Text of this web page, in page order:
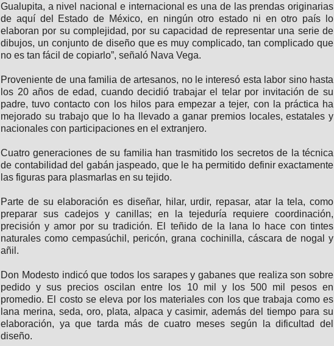
Gualupita, a nivel nacional e internacional es una de las prendas originarias
de aquí del Estado de México, en ningún otro estado ni en otro país lo
elaboran por su complejidad, por su capacidad de representar una serie de
dibujos, un conjunto de diseño que es muy complicado, tan complicado que
no es tan fácil de copiarlo”, señaló Nava Vega.
Proveniente de una familia de artesanos, no le interesó esta labor sino hasta
los 20 años de edad, cuando decidió trabajar el telar por invitación de su
padre, tuvo contacto con los hilos para empezar a tejer, con la práctica ha
mejorado su trabajo que lo ha llevado a ganar premios locales, estatales y
nacionales con participaciones en el extranjero.
Cuatro generaciones de su familia han trasmitido los secretos de la técnica
de contabilidad del gabán jaspeado, que le ha permitido definir exactamente
las figuras para plasmarlas en su tejido.
Parte de su elaboración es diseñar, hilar, urdir, repasar, atar la tela, como
preparar sus cadejos y canillas; en la tejeduría requiere coordinación,
precisión y amor por su tradición. El teñido de la lana lo hace con tintes
naturales como cempasúchil, pericón, grana cochinilla, cáscara de nogal y
añil.
Don Modesto indicó que todos los sarapes y gabanes que realiza son sobre
pedido y sus precios oscilan entre los 10 mil y los 500 mil pesos en
promedio. El costo se eleva por los materiales con los que trabaja como es
lana merina, seda, oro, plata, alpaca y casimir, además del tiempo para su
elaboración, ya que tarda más de cuatro meses según la dificultad del
diseño.